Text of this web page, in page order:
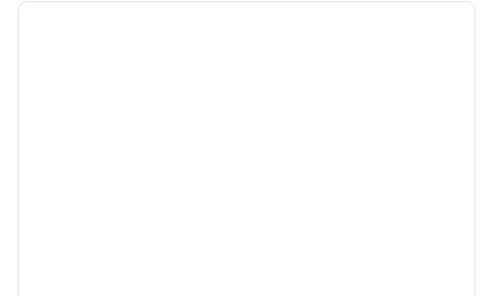
1 из 7